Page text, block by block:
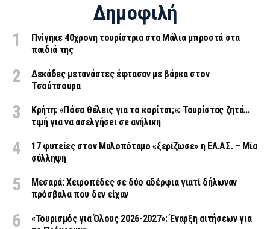
Δημοφιλή
Πνίγηκε 40χρονη τουρίστρια στα Μάλια μπροστά στα
παιδιά της
Δεκάδες μετανάστες έφτασαν με βάρκα στον
Τσούτσουρα
Κρήτη: «Πόσα θέλεις για το κορίτσι;»: Τουρίστας ζητά…
τιμή για να ασελγήσει σε ανήλικη
17 φυτείες στον Μυλοπόταμο «ξερίζωσε» η ΕΛ.ΑΣ. – Μία
σύλληψη
Μεσαρά: Χειροπέδες σε δύο αδέρφια γιατί δήλωναν
πρόσβαλα που δεν είχαν
«Τουρισμός για Όλους 2026-2027»: Έναρξη αιτήσεων για